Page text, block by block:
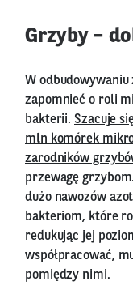
Grzyby –
W
zapomnieć o roli
bakterii.Szacuje
mln komórek
zarodników
przewagę
dużo nawozów
bakteriom, które
redukując jej
współpracować,
pomiędzy nimi.